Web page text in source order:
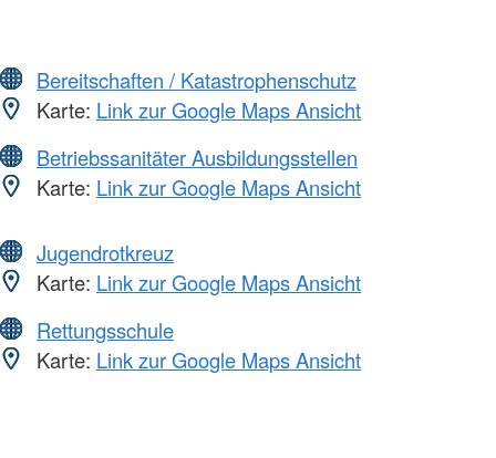
Bereitschaften / Katastrophenschutz
Karte: Link zur Google Maps Ansicht
Betriebssanitäter Ausbildungsstellen
Karte: Link zur Google Maps Ansicht
Jugendrotkreuz
Karte: Link zur Google Maps Ansicht
Rettungsschule
Karte: Link zur Google Maps Ansicht